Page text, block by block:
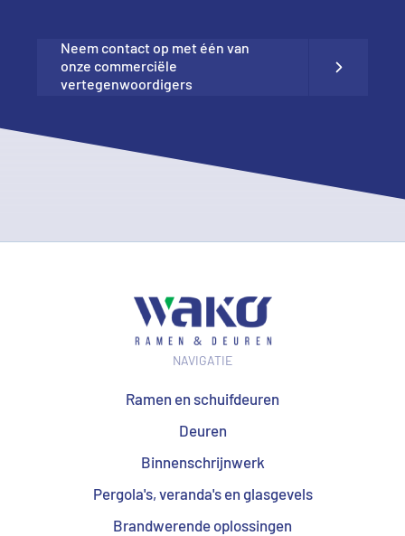
Neem contact op met één van
onze commerciële
vertegenwoordigers
NAVIGATIE
Ramen en schuifdeuren
Deuren
Binnenschrijnwerk
Pergola's, veranda's en glasgevels
Brandwerende oplossingen